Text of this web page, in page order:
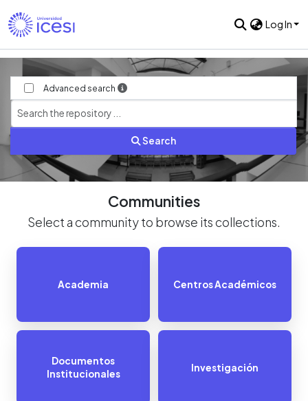
Log In
Advanced search
Search
Communities
Select a community to browse its collections.
Academia Centros Académicos
Documentos
Institucionales
Investigación